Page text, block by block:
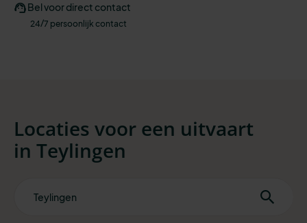
Bel voor direct contact
24/7 persoonlijk contact
Locaties voor een uitvaart
in Teylingen